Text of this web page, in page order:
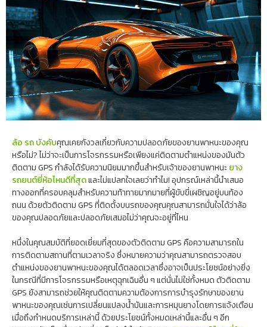
ล้อ รถ บังคับคุณเคยกังวลเกี่ยวกับความปลอดภัยของยานพาหนะของคุณ
หรือไม่? ไม่ว่าจะเป็นการโจรกรรมหรือเพียงแค่ติดตามตำแหน่งของมันตัว
ติดตาม GPS กำลังได้รับความนิยมมากขึ้นสำหรับเจ้าของยานพาหนะยาง
รถยนต์ยี่ห้อไหนดีที่สุดและไม่แปลกใจเลยว่าทำไม! อุปกรณ์เหล่านี้นำเสนอ
ทางออกที่ครอบคลุมสำหรับความท้าทายมากมายที่ผู้ขับขี่เผชิญอยู่บนท้อง
ถนน ด้วยตัวติดตาม GPS ที่ติดตั้งบนรถของคุณคุณสามารถมั่นใจได้ว่าล้อ
ของคุณปลอดภัยและปลอดภัยเสมอไม่ว่าคุณจะอยู่ที่ไหน
หนึ่งในคุณสมบัติที่ยอดเยี่ยมที่สุดของตัวติดตาม GPS คือความสามารถใน
การติดตามสถานที่ตามเวลาจริง ซึ่งหมายความว่าคุณสามารถตรวจสอบ
ตำแหน่งของยานพาหนะของคุณได้ตลอดเวลาซึ่งอาจเป็นประโยชน์อย่างยิ่ง
ในกรณีที่มีการโจรกรรมหรือเหตุฉุกเฉินอื่น ๆ แต่นั่นไม่ใช่ทั้งหมด ตัวติดตาม
GPS ยังสามารถช่วยให้คุณติดตามความต้องการการบำรุงรักษาของยาน
พาหนะของคุณเช่นการเปลี่ยนแปลงน้ำมันและการหมุนยางโดยการแจ้งเตือน
เมื่อถึงกำหนดบริการเหล่านี้ ด้วยประโยชน์ทั้งหมดเหล่านี้และอื่น ๆ อีก